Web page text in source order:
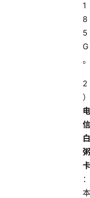
1
8
5
G
。
2
）
电
信
白
粥
卡
：
本